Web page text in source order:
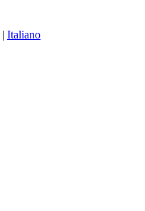
| Italiano